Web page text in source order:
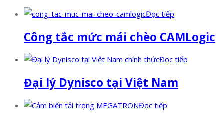
Đọc tiếp
Công tắc mức mái chèo CAMLogic
Đọc tiếp
Đại lý Dynisco tại Việt Nam
Đọc tiếp